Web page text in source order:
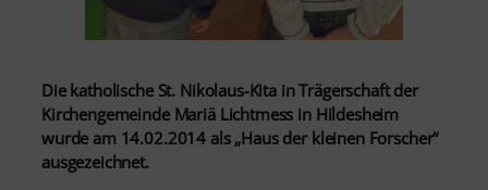
Die katholische St. Nikolaus-Kita in Trägerschaft der
Kirchengemeinde Mariä Lichtmess in Hildesheim
wurde am 14.02.2014 als „Haus der kleinen Forscher“
ausgezeichnet.